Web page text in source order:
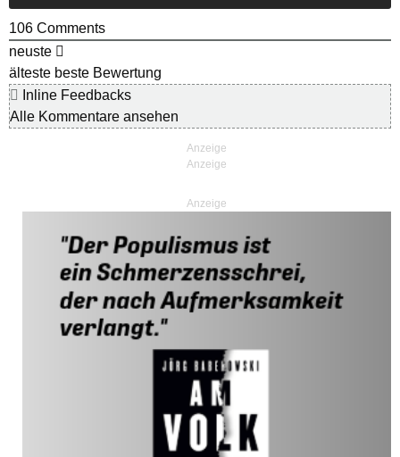
106 Comments
neuste
älteste beste Bewertung
Inline Feedbacks
Alle Kommentare ansehen
Anzeige